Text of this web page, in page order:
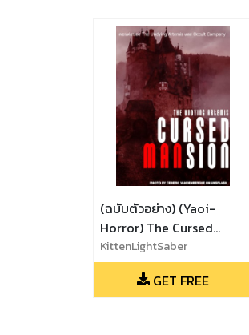
(ฉบับตัวอย่าง) (Yaoi-
Horror) The Cursed
Mansion - คฤหาสน์หลอน
KittenLightSaber
GET FREE